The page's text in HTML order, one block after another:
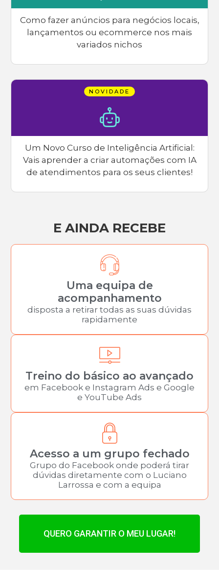
Como fazer anúncios para negócios locais,
lançamentos ou ecommerce nos mais
variados nichos
NOVIDADE
Um Novo Curso de Inteligência Artificial:
Vais aprender a criar automações com IA
de atendimentos para os seus clientes!
E AINDA RECEBE
Uma equipa de
acompanhamento
disposta a retirar todas as suas dúvidas
rapidamente
Treino do básico ao avançado
em Facebook e Instagram Ads e Google
e YouTube Ads
Acesso a um grupo fechado
Grupo do Facebook onde poderá tirar
dúvidas diretamente com o Luciano
Larrossa e com a equipa
QUERO GARANTIR O MEU LUGAR!